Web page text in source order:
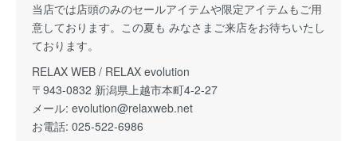
当店では店頭のみのセールアイテムや限定アイテムもご用
意しております。この夏も みなさまご来店をお待ちいたし
ております。
RELAX WEB / RELAX evolution
〒943-0832 新潟県上越市本町4-2-27
メール: evolution@relaxweb.net
お電話: 025-522-6986